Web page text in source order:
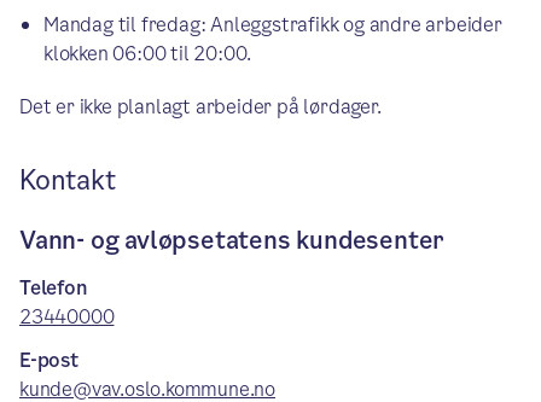
Mandag til fredag: Anleggstrafikk og andre arbeider
klokken 06:00 til 20:00.
Det er ikke planlagt arbeider på lørdager.
Kontakt
Vann- og avløpsetatens kundesenter
Telefon
23440000
E-post
kunde@vav.oslo.kommune.no